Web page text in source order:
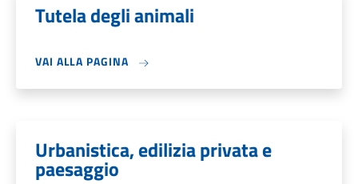
Tutela degli animali
VAI ALLA PAGINA
Urbanistica, edilizia privata e
paesaggio